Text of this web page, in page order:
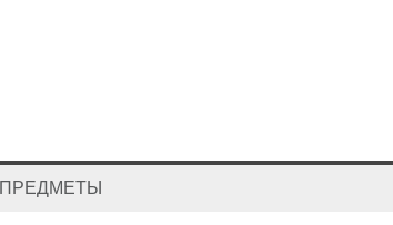
ПРЕДМЕТЫ